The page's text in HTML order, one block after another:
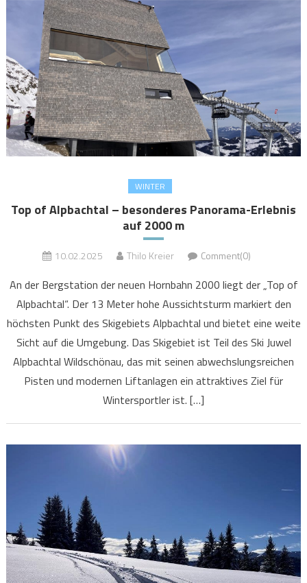
WINTER
Top of Alpbachtal – besonderes Panorama-Erlebnis
auf 2000 m
10.02.2025 Thilo Kreier Comment(0)
An der Bergstation der neuen Hornbahn 2000 liegt der „Top of
Alpbachtal“. Der 13 Meter hohe Aussichtsturm markiert den
höchsten Punkt des Skigebiets Alpbachtal und bietet eine weite
Sicht auf die Umgebung. Das Skigebiet ist Teil des Ski Juwel
Alpbachtal Wildschönau, das mit seinen abwechslungsreichen
Pisten und modernen Liftanlagen ein attraktives Ziel für
Wintersportler ist. […]